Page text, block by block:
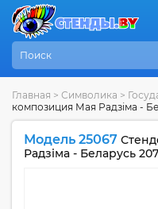
Главная > Символика >
композиция Мая Радзіма -
Модель 25067
Радзіма - Беларусь